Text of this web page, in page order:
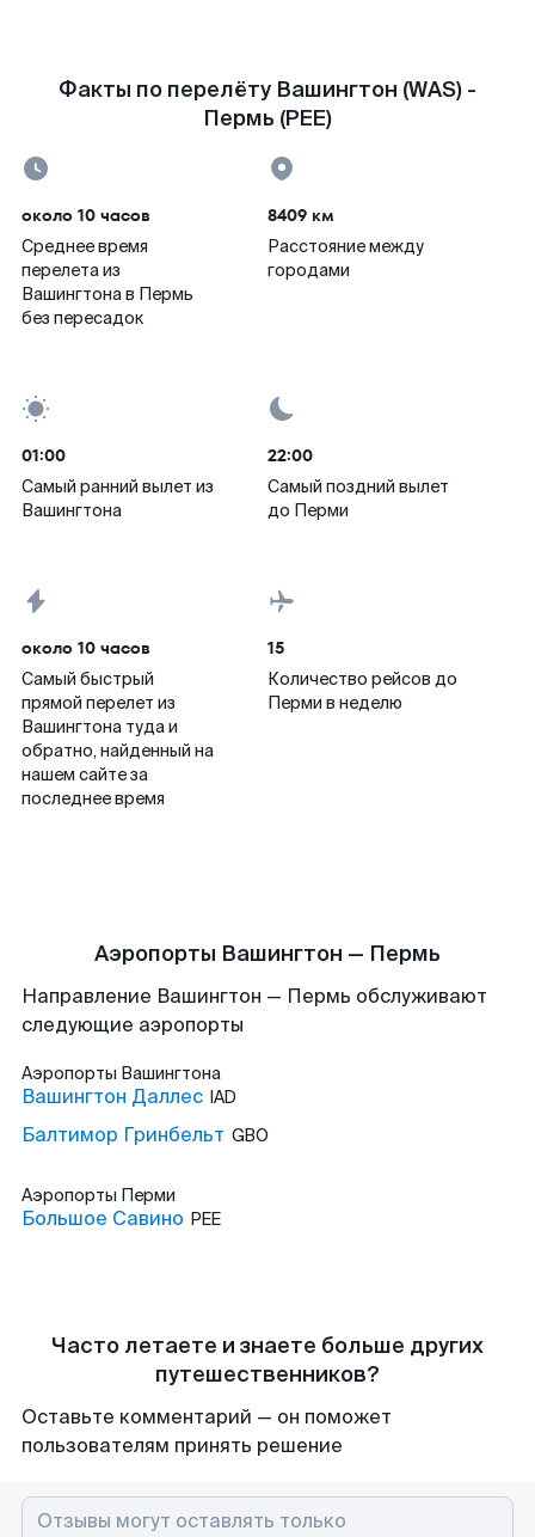
Факты по перелёту Вашингтон (WAS) -
Пермь (PEE)
около 10 часов
Среднее время
перелета из
Вашингтона в Пермь
без пересадок
8409 км
Расстояние между
городами
01:00
Самый ранний вылет из
Вашингтона
22:00
Самый поздний вылет
до Перми
около 10 часов
Самый быстрый
прямой перелет из
Вашингтона туда и
обратно, найденный на
нашем сайте за
последнее время
15
Количество рейсов до
Перми в неделю
Аэропорты Вашингтон — Пермь
Направление Вашингтон — Пермь обслуживают
следующие аэропорты
Аэропорты Вашингтона
Вашингтон Даллес IAD
Балтимор Гринбельт GBO
Аэропорты Перми
Большое Савино PEE
Часто летаете и знаете больше других
путешественников?
Оставьте комментарий — он поможет
пользователям принять решение